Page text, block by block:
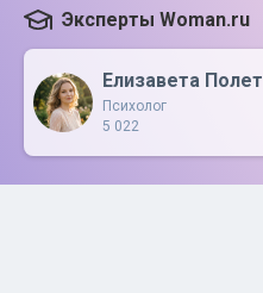
Эксперты Woman.ru
Елизавета Полет
Психолог
5 022